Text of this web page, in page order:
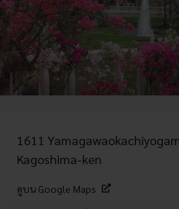
1611
Kagoshima-ken
ดูบน Google Maps